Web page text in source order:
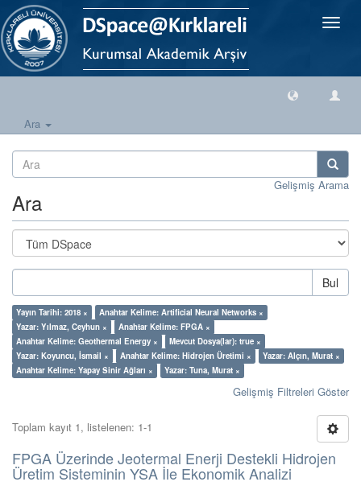
Geçiş
Ara
Gelişmiş Arama
Ara
Bul
Yayın Tarihi: 2018 ×
Anahtar Kelime: Artificial Neural Networks ×
Yazar: Yılmaz, Ceyhun ×
Anahtar Kelime: FPGA ×
Anahtar Kelime: Geothermal Energy ×
Mevcut Dosya(lar): true ×
Yazar: Koyuncu, İsmail ×
Anahtar Kelime: Hidrojen Üretimi ×
Yazar: Alçın, Murat ×
Anahtar Kelime: Yapay Sinir Ağları ×
Yazar: Tuna, Murat ×
Gelişmiş Filtreleri Göster
Toplam kayıt 1, listelenen: 1-1
FPGA Üzerinde Jeotermal Enerji Destekli Hidrojen
Üretim Sisteminin YSA İle Ekonomik Analizi